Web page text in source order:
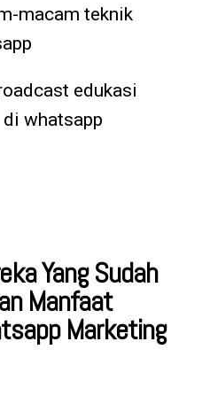
macam teknik
edukasi
whatsapp
Yang Sudah
Manfaat
Marketing